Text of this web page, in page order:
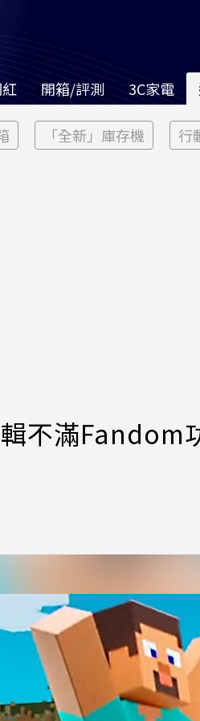
開箱/評測 3C家電
「全新」庫存機 行
不滿Fandom